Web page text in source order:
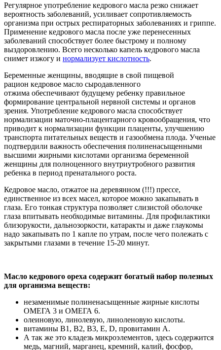
Регулярное употребление кедрового масла резко снижает
вероятность заболеваний, усиливает сопротивляемость
организма при острых респираторных заболеваниях и гриппе.
Применение кедрового масла после уже перенесенных
заболеваний способствует более быстрому и полному
выздоровлению. Всего несколько капель кедрового масла
снимет изжогу и нормализует кислотность.
Беременные женщины, вводящие в свой пищевой
рацион кедровое масло сыродавленного
отжима обеспечивают будущему ребенку правильное
формирование центральной нервной системы и органов
зрения. Употребление кедрового масла способствует
нормализации маточно-плацентарного кровообращения, что
приводит к нормализации функции плаценты, улучшению
транспорта питательных веществ и газообмена плода. Ученые
подтвердили важность обеспечения полиненасыщенными
высшими жирными кислотами организма беременной
женщины для полноценного внутриутробного развития
ребенка в период пренатального роста.
Кедровое масло, отжатое на деревянном (!!!) прессе,
единственное из всех масел, которое можно закапывать в
глаза. Его тонкая структура позволяет слизистой оболочке
глаза впитывать необходимые витамины. Для профилактики
близорукости, дальнозоркости, катаракты и даже глаукомы
надо закапывать по 1 капле по утрам, после чего полежать с
закрытыми глазами в течение 15-20 минут.
Масло кедрового ореха содержит богатый набор полезных
для организма веществ:
незаменимые полиненасыщенные жирные кислоты
ОМЕГА 3 и ОМЕГА 6.
олеиновую, линолевую, линоленовую кислоты.
витамины В1, В2, В3, Е, D, провитамин А.
А так же это кладезь микроэлементов, здесь содержится
медь, магний, марганец, кремний, калий, фосфор,